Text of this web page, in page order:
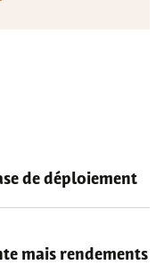
de déploiement
mais rendements